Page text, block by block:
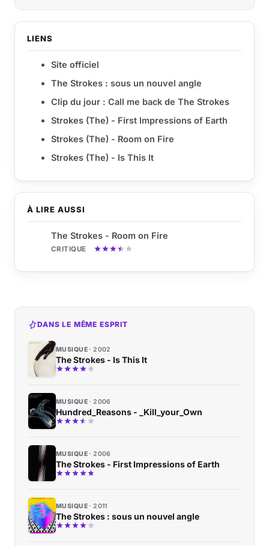
À LIRE AUSSI
The Strokes - Room on Fire
CRITIQUE
LIENS
Site officiel
The Strokes : sous un nouvel angle
Clip du jour : Call me back de The Strokes
Strokes (The) - First Impressions of Earth
Strokes (The) - Room on Fire
Strokes (The) - Is This It
DANS LE MÊME ESPRIT
MUSIQUE 2002
The Strokes - Is This It
MUSIQUE 2006
Hundred_Reasons - _Kill_your_Own
MUSIQUE 2006
The Strokes - First Impressions of Earth
MUSIQUE 2011
The Strokes : sous un nouvel angle